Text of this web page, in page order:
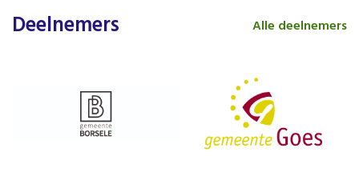
Deelnemers Alle deelnemers